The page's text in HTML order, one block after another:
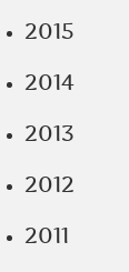
2015
2014
2013
2012
2011